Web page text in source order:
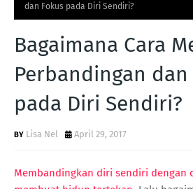
dan Fokus pada Diri Sendiri?
Bagaimana Cara
Perbandingan dan
pada Diri Sendiri?
Lisa Nel April 29, 2017
Membandingkan diri sendiri dengan